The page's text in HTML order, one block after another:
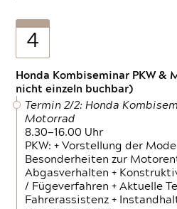
4
Honda Kombiseminar PKW &
nicht einzeln buchbar)
Termin 2/2: Honda
Motorrad
8.30—16.00 Uhr
PKW: + Vorstellung der
Besonderheiten zur
Abgasverhalten +
/ Fügeverfahren + Aktuelle
Fahrerassistenz +